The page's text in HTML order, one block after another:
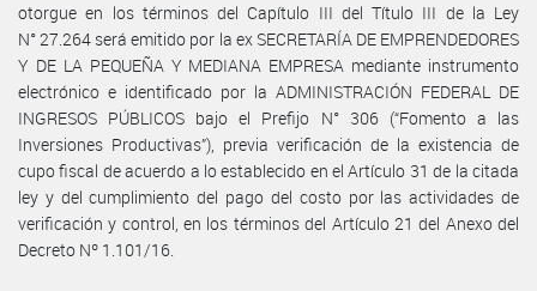
otorgue en los términos del Capítulo III del Título III de la Ley
N° 27.264 será emitido por la ex SECRETARÍA DE EMPRENDEDORES
Y DE LA PEQUEÑA Y MEDIANA EMPRESA mediante instrumento
electrónico e identificado por la ADMINISTRACIÓN FEDERAL DE
INGRESOS PÚBLICOS bajo el Prefijo N° 306 (“Fomento a las
Inversiones Productivas”), previa verificación de la existencia de
cupo fiscal de acuerdo a lo establecido en el Artículo 31 de la citada
ley y del cumplimiento del pago del costo por las actividades de
verificación y control, en los términos del Artículo 21 del Anexo del
Decreto Nº 1.101/16.